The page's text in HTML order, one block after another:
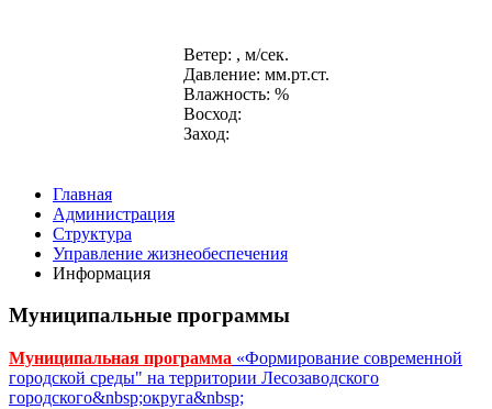
Ветер: , м/сек.
Давление: мм.рт.ст.
Влажность: %
Восход:
Заход:
Главная
Администрация
Структура
Управление жизнеобеспечения
Информация
Муниципальные программы
Муниципальная программа «Формирование современной
городской среды" на территории Лесозаводского
городского&nbsp;округа&nbsp;